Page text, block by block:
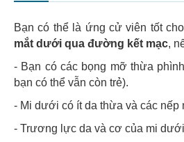
Bạn có thể là ứng cử viên tốt
mắt dưới qua đường kết mạc,
- Bạn có các bọng mỡ thừa
bạn có thể vẫn còn trẻ).
- Mi dưới có ít da thừa và các nếp
- Trương lực da và cơ của mi